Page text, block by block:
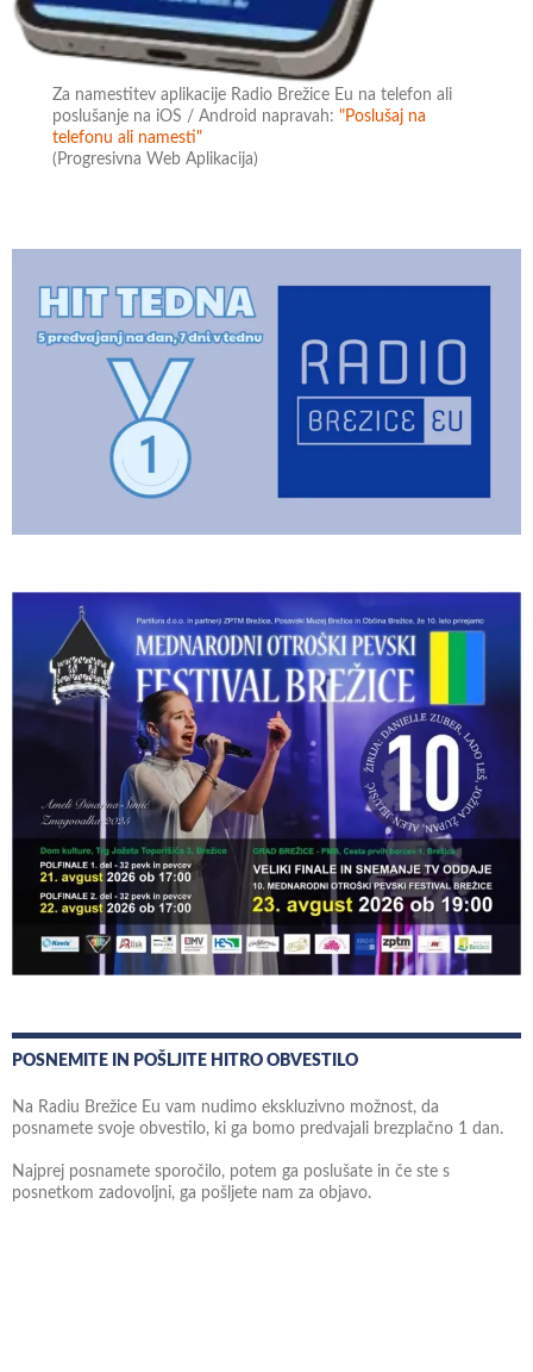
Za namestitev aplikacije Radio Brežice Eu na telefon ali
poslušanje na iOS / Android napravah:"Poslušaj na
telefonu ali namesti"
(Progresivna Web Aplikacija)
POSNEMITE IN POŠLJITE HITRO OBVESTILO
Na Radiu Brežice Eu vam nudimo ekskluzivno možnost, da
posnamete svoje obvestilo, ki ga bomo predvajali brezplačno 1 dan.
Najprej posnamete sporočilo, potem ga poslušate in če ste s
posnetkom zadovoljni, ga pošljete nam za objavo.